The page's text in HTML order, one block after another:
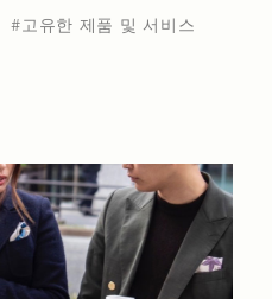
고유한 제품 및 서비스